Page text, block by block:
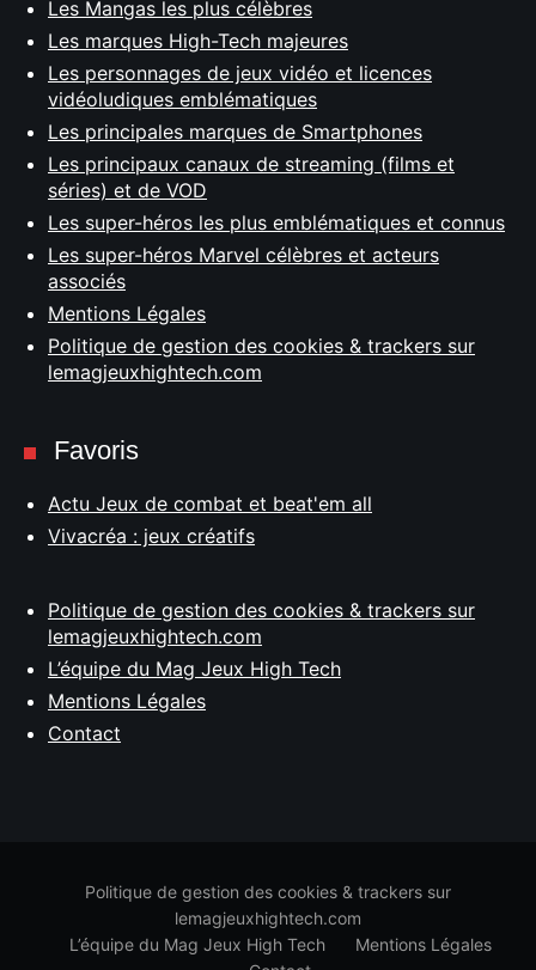
Les Mangas les plus célèbres
Les marques High-Tech majeures
Les personnages de jeux vidéo et licences
vidéoludiques emblématiques
Les principales marques de Smartphones
Les principaux canaux de streaming (films et
séries) et de VOD
Les super-héros les plus emblématiques et connus
Les super-héros Marvel célèbres et acteurs
associés
Mentions Légales
Politique de gestion des cookies & trackers sur
lemagjeuxhightech.com
Favoris
Actu Jeux de combat et beat'em all
Vivacréa : jeux créatifs
Politique de gestion des cookies & trackers sur
lemagjeuxhightech.com
L’équipe du Mag Jeux High Tech
Mentions Légales
Contact
Politique de gestion des cookies & trackers sur
lemagjeuxhightech.com
L’équipe du Mag Jeux High Tech
Mentions Légales